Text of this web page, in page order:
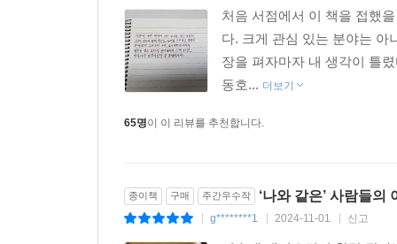
처음 서점에서 이 책을 접했
다. 크게 관심 있는 분야는 아
장을 펴자마자 내 생각이 틀
동호... 더보기
65명이 이 리뷰를 추천합니다.
종이책 구매 주간우수작 ‘나와 같은’ 사람들의
g********1 2024-11-01 신고